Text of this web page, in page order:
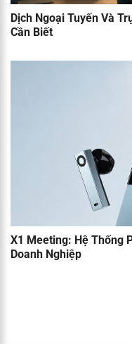
Dịch Ngoại Tuyến Và
Cần Biết
X1 Meeting: Hệ Thống
Doanh Nghiệp